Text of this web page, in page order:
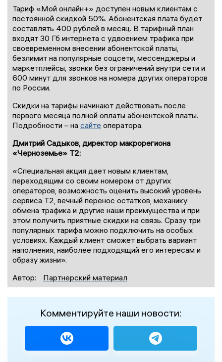
Тариф «Мой онлайн+» доступен новым клиентам с
постоянной скидкой 50%. Абонентская плата будет
составлять 400 рублей в месяц. В тарифный план
входят 30 Гб интернета с удвоением трафика при
своевременном внесении абонентской платы,
безлимит на популярные соцсети, мессенджеры и
маркетплейсы, звонки без ограничений внутри сети и
600 минут для звонков на номера других операторов
по России.
Скидки на тарифы начинают действовать после
первого месяца полной оплаты абонентской платы.
Подробности – на сайте оператора.
Дмитрий Садыков, директор макрорегиона
«Черноземье» T2:
«Специальная акция дает новым клиентам,
переходящим со своим номером от других
операторов, возможность оценить высокий уровень
сервиса T2, вечный перенос остатков, механику
обмена трафика и другие наши преимущества и при
этом получить приятные скидки на связь. Сразу три
популярных тарифа можно подключить на особых
условиях. Каждый клиент сможет выбрать вариант
наполнения, наиболее подходящий его интересам и
образу жизни».
Автор:
Партнерский материал
Комментируйте наши новости: